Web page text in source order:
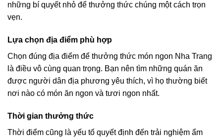
những bí quyết nhỏ để thưởng thức chúng một cách trọn
vẹn.
Lựa chọn địa điểm phù hợp
Chọn đúng địa điểm để thưởng thức món ngon Nha Trang
là điều vô cùng quan trọng. Bạn nên tìm những quán ăn
được người dân địa phương yêu thích, vì họ thường biết
nơi nào có món ăn ngon và tươi ngon nhất.
Thời gian thưởng thức
Thời điểm cũng là yếu tố quyết định đến trải nghiệm ẩm